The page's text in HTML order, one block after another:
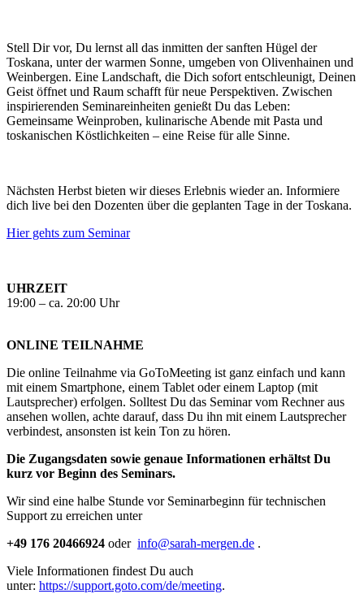
Stell Dir vor, Du lernst all das inmitten der sanften Hügel der
Toskana, unter der warmen Sonne, umgeben von Olivenhainen und
Weinbergen. Eine Landschaft, die Dich sofort entschleunigt, Deinen
Geist öffnet und Raum schafft für neue Perspektiven. Zwischen
inspirierenden Seminareinheiten genießt Du das Leben:
Gemeinsame Weinproben, kulinarische Abende mit Pasta und
toskanischen Köstlichkeiten – eine Reise für alle Sinne.
Nächsten Herbst bieten wir dieses Erlebnis wieder an. Informiere
dich live bei den Dozenten über die geplanten Tage in der Toskana.
Hier gehts zum Seminar
UHRZEIT
19:00 – ca. 20:00 Uhr
ONLINE TEILNAHME
Die online Teilnahme via GoToMeeting ist ganz einfach und kann
mit einem Smartphone, einem Tablet oder einem Laptop (mit
Lautsprecher) erfolgen. Solltest Du das Seminar vom Rechner aus
ansehen wollen, achte darauf, dass Du ihn mit einem Lautsprecher
verbindest, ansonsten ist kein Ton zu hören.
Die Zugangsdaten sowie genaue Informationen erhältst Du
kurz vor Beginn des Seminars.
Wir sind eine halbe Stunde vor Seminarbeginn für technischen
Support zu erreichen unter
+49 176 20466924 oder info@sarah-mergen.de .
Viele Informationen findest Du auch
unter: https://support.goto.com/de/meeting.